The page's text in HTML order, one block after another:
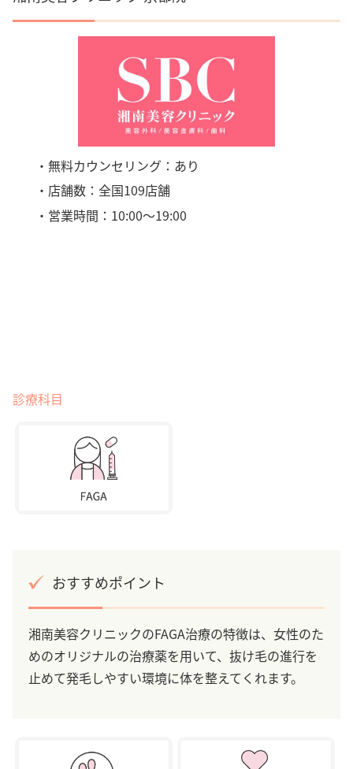
・無料カウンセリング：あり
・店舗数：全国109店舗
・営業時間：10:00〜19:00
診療科目
おすすめポイント
湘南美容クリニックのFAGA治療の特徴は、女性のた
めのオリジナルの治療薬を用いて、抜け毛の進行を
止めて発毛しやすい環境に体を整えてくれます。